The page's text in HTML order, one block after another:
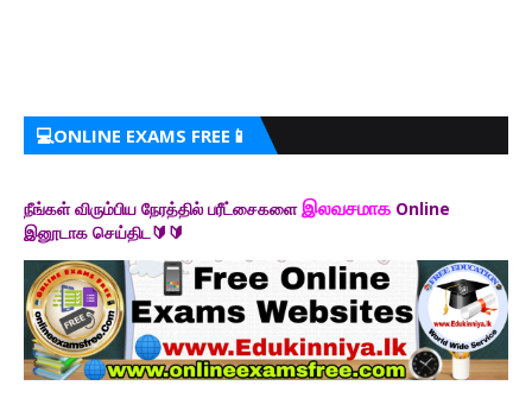
💻ONLINE EXAMS FREE📱
நீங்கள் விரும்பிய நேரத்தில் பரீட்சைகளைஇலவசமாக Online
இனூடாக செய்திட🔰🔰